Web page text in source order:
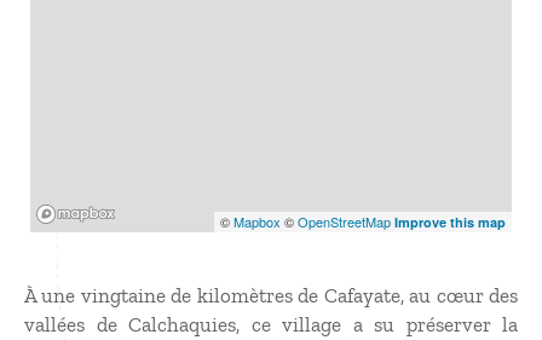
©Mapbox ©OpenStreetMap Improve this map
À une vingtaine de kilomètres de Cafayate, au cœur des
vallées de Calchaquies, ce village a su préserver la